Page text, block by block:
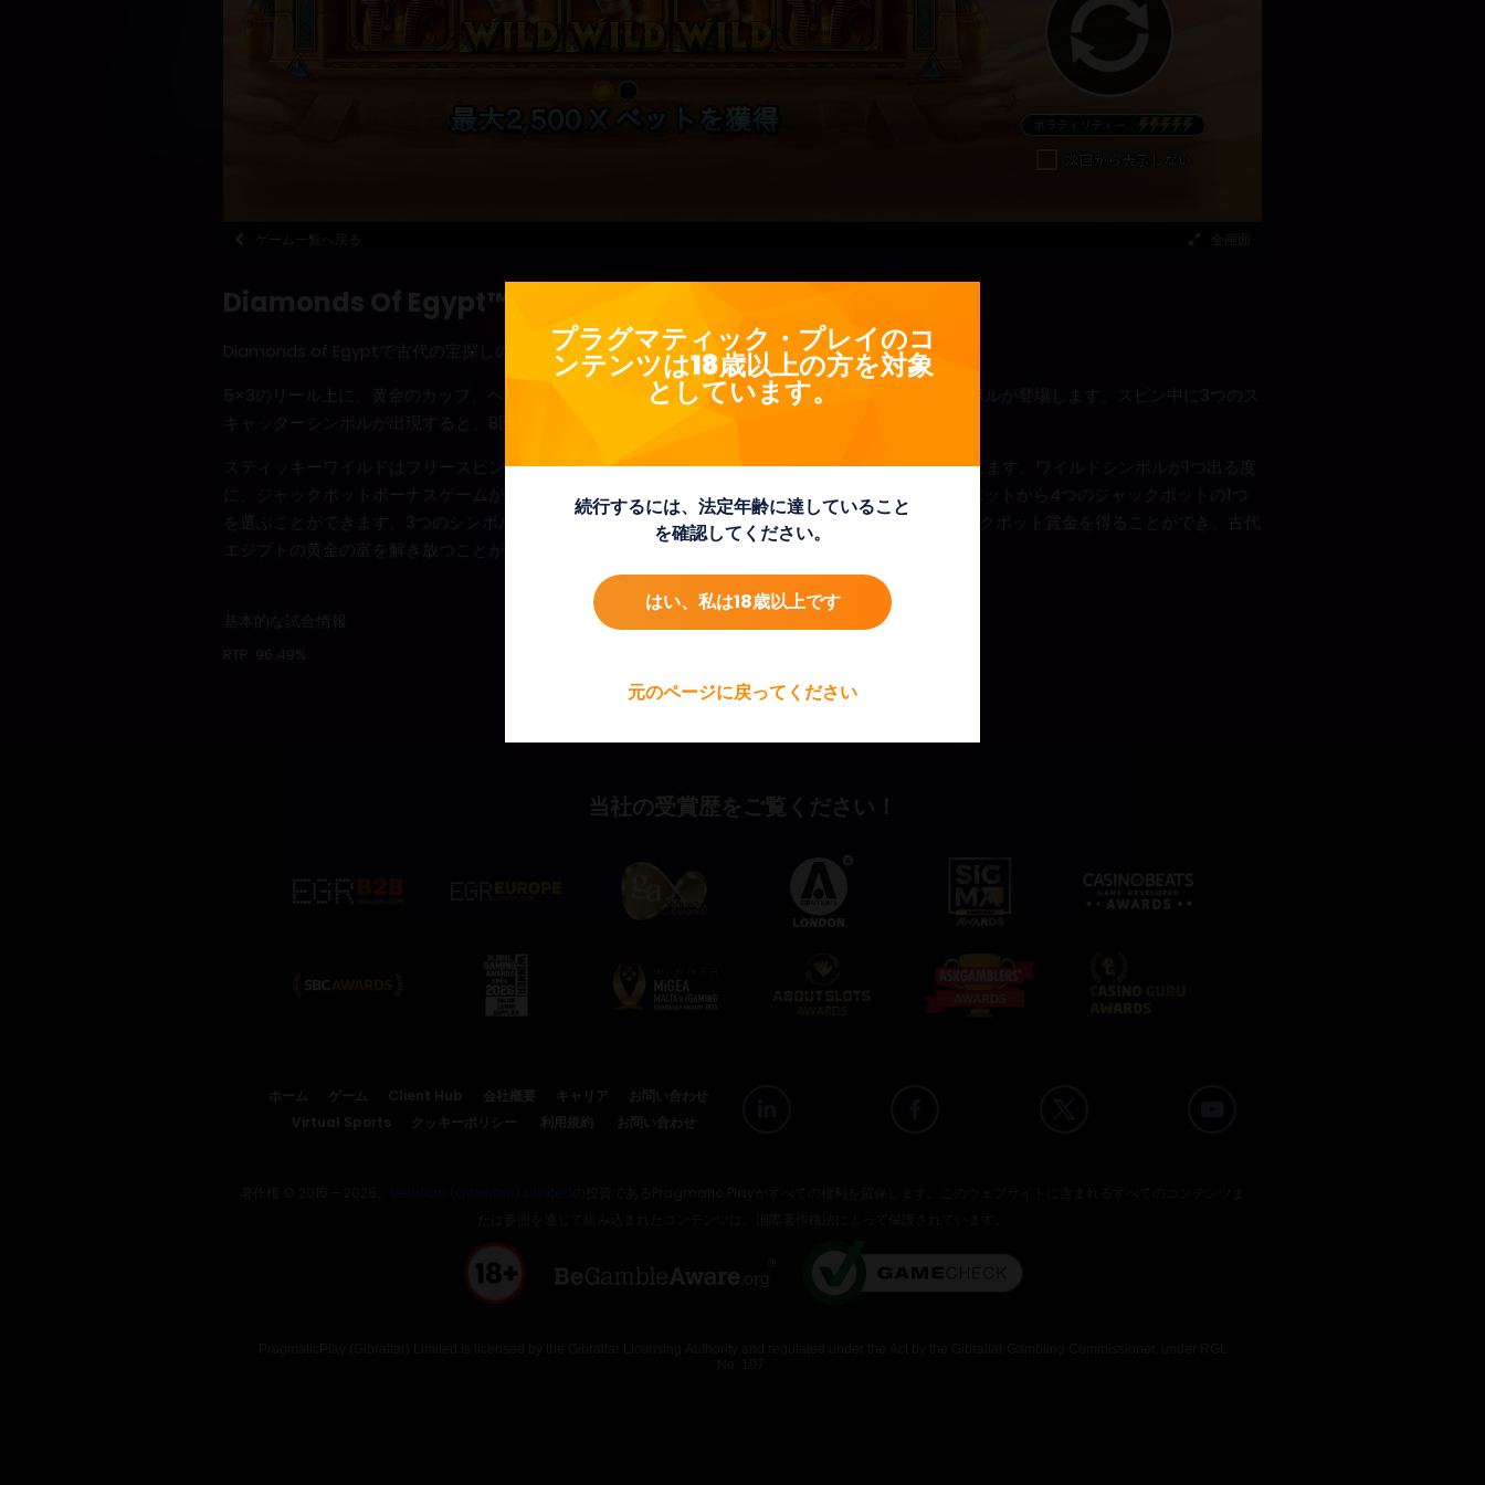
ゲーム一覧へ戻る 全画面
Diamonds Of Egypt™
Diamonds of Egyptで古代の宝探しの準備をしましょう。
5×3のリール上に、黄金のカップ、ヘビのリング、その他もろもろの古代エジプトを連想させるシンボルが登場します。スピン中に3つのス
キャッターシンボルが出現すると、8回のフリースピンが獲得できます。
スティッキーワイルドはフリースピンのボーナスラウンド中に出現し、さらなる配当を作る手助けをします。ワイルドシンボルが1つ出る度
に、ジャックポットボーナスゲームがトリガーされます。ボーナス中、プレイヤーは12個の不思議なポットから4つのジャックポットの1つ
を選ぶことができます。3つのシンボルが揃うと、ミニ、マイナー、メジャー、またはグランドジャックポット賞金を得ることができ、古代
エジプトの黄金の富を解き放つことができます。
基本的な試合情報
RTP: 96.49%
当社の受賞歴をご覧ください！
ホーム ゲーム Client Hub 会社概要 キャリア
お問い合わせ
Virtual Sports
クッキーポリシー 利用規約 お問い合わせ
プラグマティック・プレイのコ
ンテンツは18歳以上の方を対象
としています。
続行するには、法定年齢に達していること
を確認してください。
はい、私は18歳以上です
元のページに戻ってください